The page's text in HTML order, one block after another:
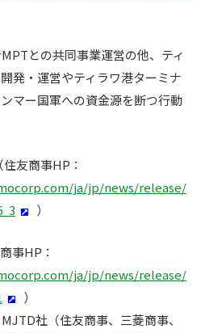
との共同事業運営の他、ティ
発・運営やティラワ港ターミナ
マー国軍への資金源を断つ行動
友商事HP：
ja/jp/news/release/
）
事HP：
ja/jp/news/release/
）
社（住友商事、三菱商事、